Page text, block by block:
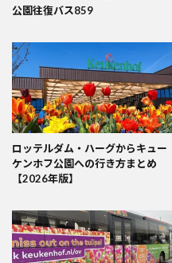
公園往復バス859
ロッテルダム・ハーグからキュー
ケンホフ公園への行き方まとめ
【2026年版】